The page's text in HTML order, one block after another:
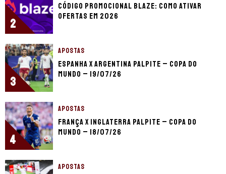
2
Código promocional Blaze: como ativar
ofertas em 2026
3
APOSTAS
Espanha x Argentina palpite – Copa do
Mundo – 19/07/26
4
APOSTAS
França x Inglaterra palpite – Copa do
Mundo – 18/07/26
APOSTAS